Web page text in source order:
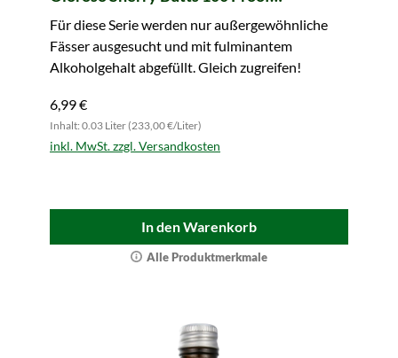
Sample (Tasting Circle)
Für diese Serie werden nur außergewöhnliche
Fässer ausgesucht und mit fulminantem
Alkoholgehalt abgefüllt. Gleich zugreifen!
6,99 €
Inhalt: 0.03 Liter (233,00 €/Liter)
inkl. MwSt. zzgl. Versandkosten
In den Warenkorb
Alle Produktmerkmale